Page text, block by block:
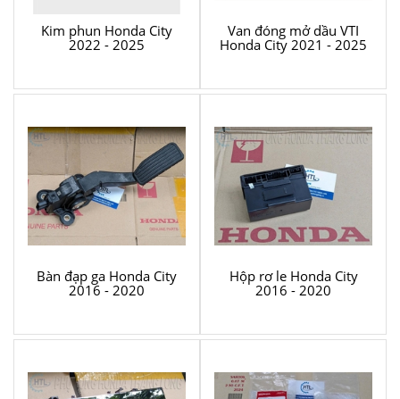
Kim phun Honda City
2022 - 2025
Van đóng mở dầu VTI
Honda City 2021 - 2025
Bàn đạp ga Honda City
2016 - 2020
Hộp rơ le Honda City
2016 - 2020